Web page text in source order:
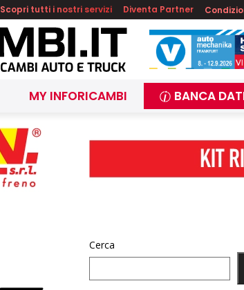
Scopri tutti i nostri servizi Diventa Partner
MY INFORICAMBI BANCA
Cerca